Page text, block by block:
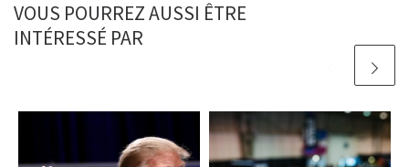
VOUS POURREZ AUSSI ÊTRE
INTÉRESSÉ PAR